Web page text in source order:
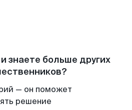
знаете больше других
— он поможет
решение